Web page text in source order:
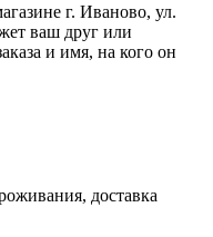
г. Иваново, ул.
ваш друг или
и имя, на кого он
доставка